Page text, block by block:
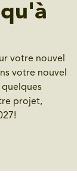
votre nouvel
votre nouvel
projet,